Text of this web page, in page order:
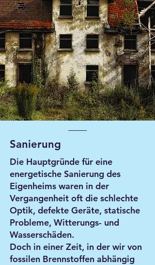
Sanierung
Die Hauptgründe für eine
energetische Sanierung des
Eigenheims waren in der
Vergangenheit oft die schlechte
Optik, defekte Geräte, statische
Probleme, Witterungs- und
Wasserschäden.
Doch in einer Zeit, in der wir von
fossilen Brennstoffen abhängig